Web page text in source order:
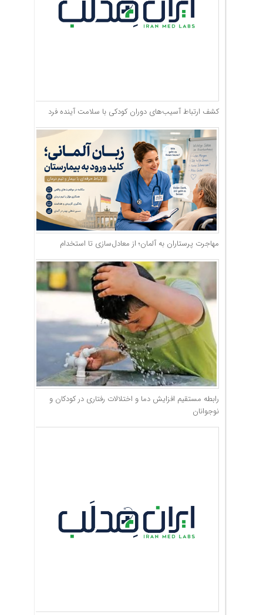
کشف ارتباط آسیب‌های دوران کودکی با سلامت آینده فرد
مهاجرت پرستاران به آلمان؛ از معادل‌سازی تا استخدام
رابطه مستقیم افزایش دما و اختلالات رفتاری در کودکان و
نوجوانان